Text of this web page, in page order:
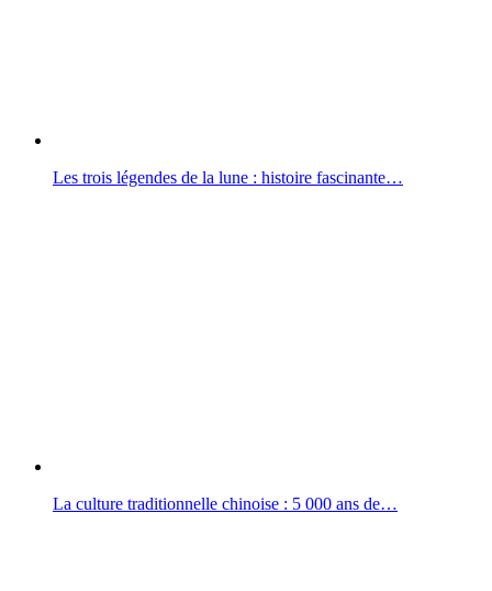
Les trois légendes de la lune : histoire fascinante…
La culture traditionnelle chinoise : 5 000 ans de…